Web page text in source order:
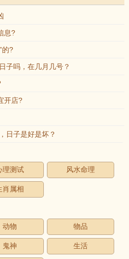
息?
的?
子吗，在几月几号？
开店?
日子是好是坏？
理测试 风水命理
肖属相
动物 物品
鬼神 生活